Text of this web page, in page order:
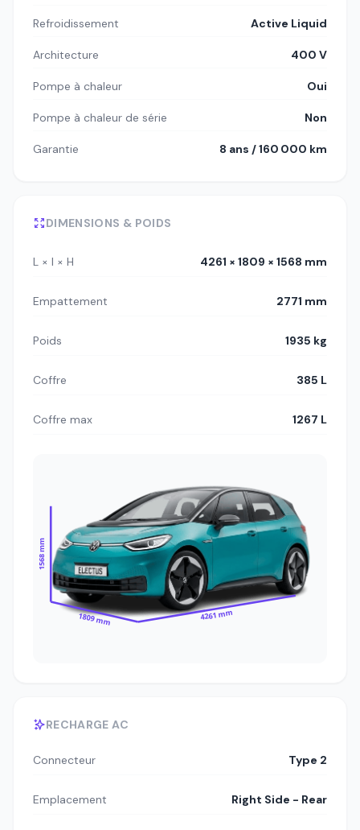
Refroidissement Active Liquid
Architecture 400 V
Pompe à chaleur Oui
Pompe à chaleur de série Non
Garantie 8 ans / 160 000 km
DIMENSIONS & POIDS
L × l × H 4261 × 1809 × 1568 mm
Empattement 2771 mm
Poids 1935 kg
Coffre 385 L
Coffre max 1267 L
1568 mm
1809 mm 4261 mm
RECHARGE AC
Connecteur Type 2
Emplacement Right Side - Rear